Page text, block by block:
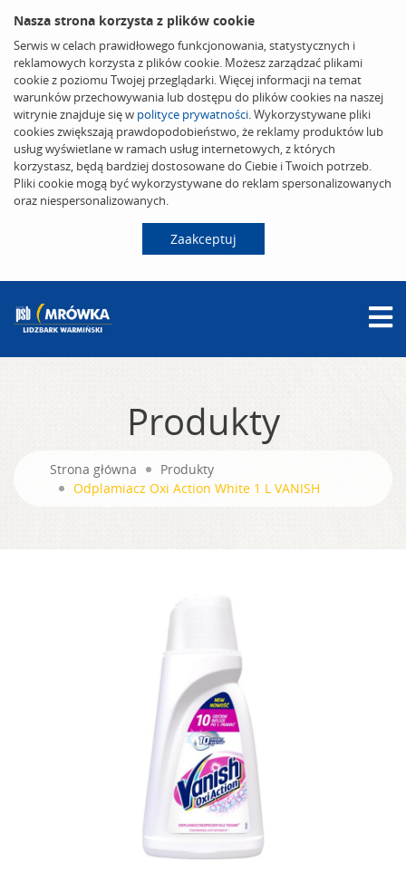
Nasza strona korzysta z plików cookie
Serwis w celach prawidłowego funkcjonowania, statystycznych i
reklamowych korzysta z plików cookie. Możesz zarządzać plikami
cookie z poziomu Twojej przeglądarki. Więcej informacji na temat
warunków przechowywania lub dostępu do plików cookies na naszej
witrynie znajduje się w polityce prywatności. Wykorzystywane pliki
cookies zwiększają prawdopodobieństwo, że reklamy produktów lub
usług wyświetlane w ramach usług internetowych, z których
korzystasz, będą bardziej dostosowane do Ciebie i Twoich potrzeb.
Pliki cookie mogą być wykorzystywane do reklam spersonalizowanych
oraz niespersonalizowanych.
Zaakceptuj
Produkty
Strona główna
Produkty
Odplamiacz Oxi Action White 1 L VANISH